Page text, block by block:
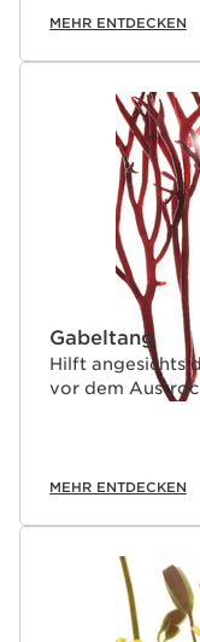
MEHR ENTDECKEN
Gabeltang
Hilft angesichts
vor dem
MEHR ENTDECKEN